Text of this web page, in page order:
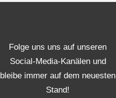
Folge uns uns auf unseren
Social-Media-Kanälen und
bleibe immer auf dem neuesten
Stand!